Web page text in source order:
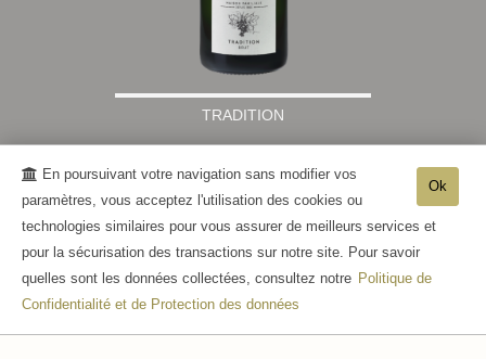
TRADITION
Ok
En poursuivant votre navigation sans modifier vos
paramètres, vous acceptez l'utilisation des cookies ou
technologies similaires pour vous assurer de meilleurs services et
pour la sécurisation des transactions sur notre site. Pour savoir
quelles sont les données collectées, consultez notre Politique de
Confidentialité et de Protection des données